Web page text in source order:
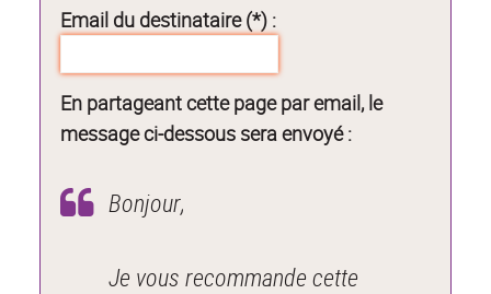
Email du destinataire (*) :
En partageant cette page par email, le
message ci-dessous sera envoyé :
Bonjour,
Je vous recommande cette